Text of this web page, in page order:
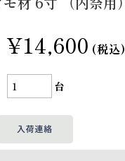
¥14,600 (税込)
台